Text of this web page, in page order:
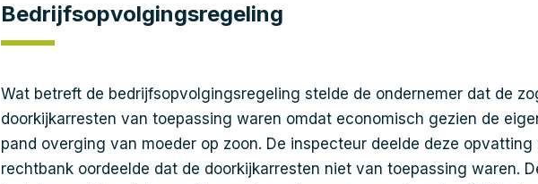
Bedrijfsopvolgingsregeling
Wat betreft de bedrijfsopvolgingsregeling stelde de ondernemer dat de
doorkijkarresten van toepassing waren omdat economisch gezien de
pand overging van moeder op zoon. De inspecteur deelde deze opvatting
rechtbank oordeelde dat de doorkijkarresten niet van toepassing waren.